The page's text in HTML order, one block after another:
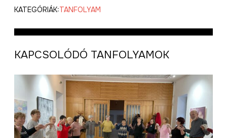
KATEGÓRIÁK:TANFOLYAM
KAPCSOLÓDÓ TANFOLYAMOK